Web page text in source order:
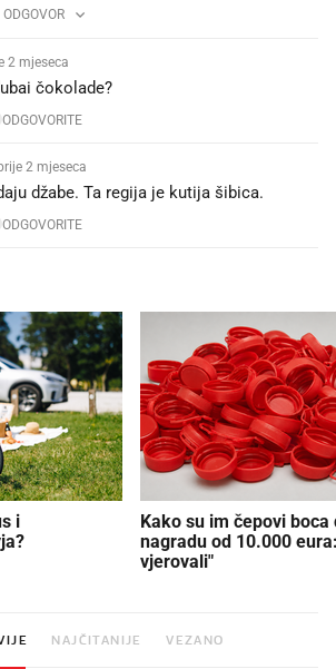
2 mjeseca
čokolade?
ODGOVORITE
2 mjeseca
džabe. Ta regija je kutija šibica.
ODGOVORITE
i
Kako su im čepovi boca
nagradu od 10.000
vjerovali"
NAJČITANIJE VEZANO